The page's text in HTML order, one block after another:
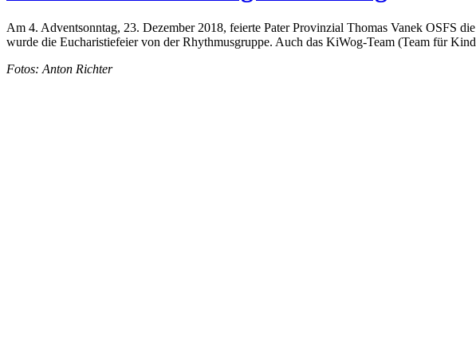
Am 4. Adventsonntag, 23. Dezember 2018, feierte Pater Provinzial Thomas Vanek OSFS
wurde die Eucharistiefeier von der Rhythmusgruppe. Auch das KiWog-Team (Team für
Fotos: Anton Richter